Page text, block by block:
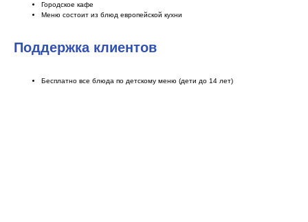
Городское кафе
Меню состоит из блюд европейской кухни
Поддержка клиентов
Бесплатно все блюда по детскому меню (дети до 14 лет)